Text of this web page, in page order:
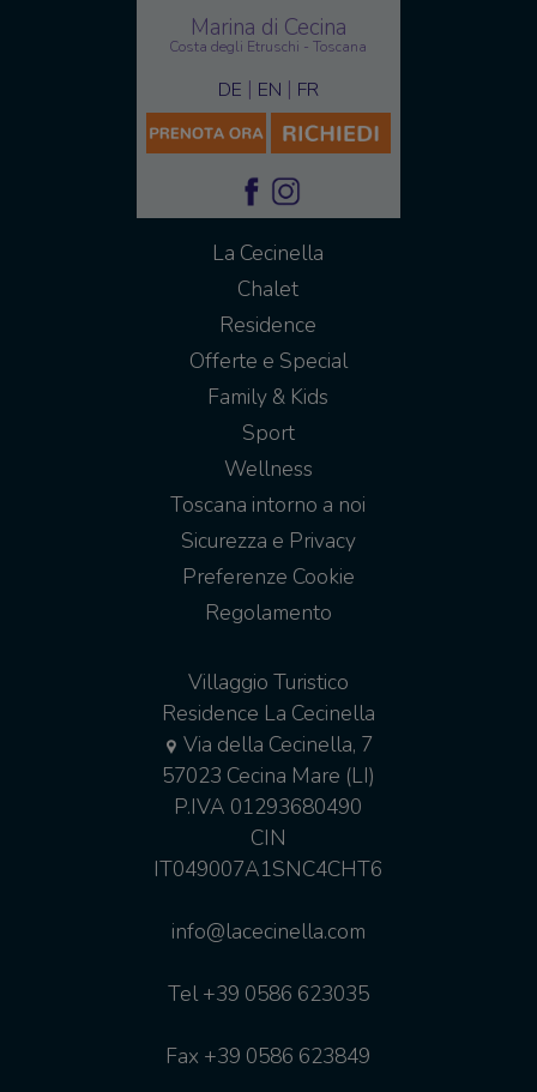
Marina di Cecina
Costa degli Etruschi - Toscana
DE | EN | FR
La Cecinella
Chalet
Residence
Offerte e Special
Family & Kids
Sport
Wellness
Toscana intorno a noi
Sicurezza e Privacy
Preferenze Cookie
Regolamento
Villaggio Turistico
Residence La Cecinella
Via della Cecinella, 7
57023 Cecina Mare (LI)
P.IVA 01293680490
CIN
IT049007A1SNC4CHT6
info@lacecinella.com
Tel+39 0586 623035
Fax +39 0586 623849